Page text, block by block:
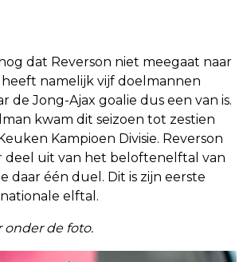
dat Reverson niet meegaat naar
heeft namelijk vijf doelmannen
de Jong-Ajax goalie dus een van is.
kwam dit seizoen tot zestien
Kampioen Divisie. Reverson
deel uit van het beloftenelftal van
daar één duel. Dit is zijn eerste
elftal.
onder de foto.